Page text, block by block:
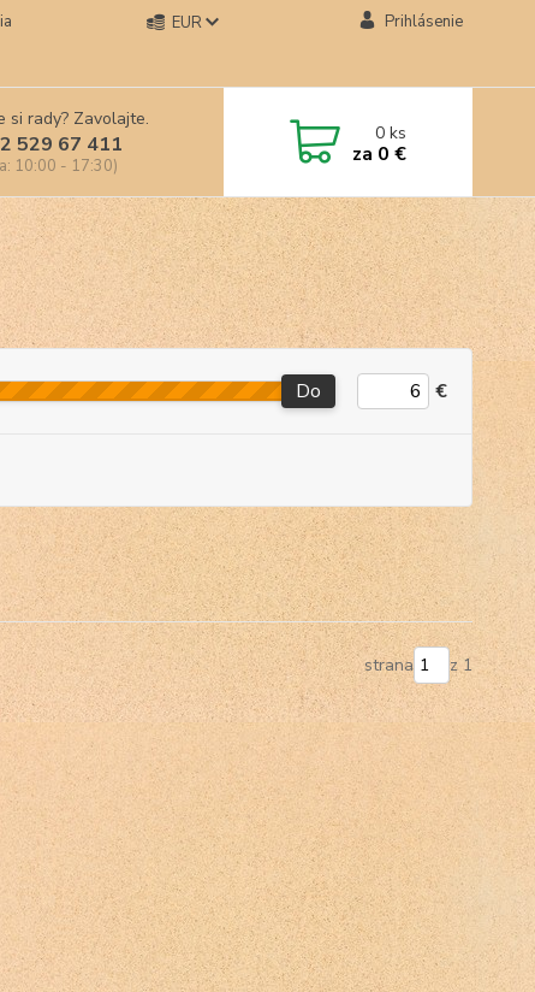
EUR Prihlásenie
si rady? Zavolajte.
529 67 411
10:00 - 17:30)
0ks
za 0 €
Do €
strana z 1